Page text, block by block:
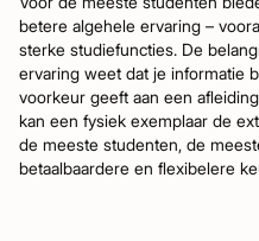
betere algehele ervaring –
sterke studiefuncties. De
ervaring weet dat je informatie
voorkeur geeft aan een
kan een fysiek exemplaar de
de meeste studenten, de
betaalbaardere en flexibelere